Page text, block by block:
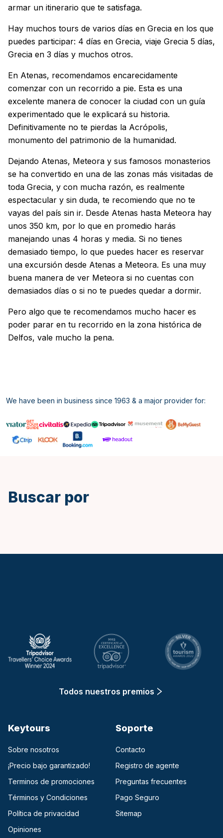
armar un itinerario que te satisfaga.
Hay muchos tours de varios días en Grecia en los que
puedes participar: 4 días en Grecia, viaje Grecia 5 días,
Grecia en 3 días y muchos otros.
En Atenas, recomendamos encarecidamente
comenzar con un recorrido a pie. Esta es una
excelente manera de conocer la ciudad con un guía
experimentado que le explicará su historia.
Definitivamente no te pierdas la Acrópolis,
monumento del patrimonio de la humanidad.
Dejando Atenas, Meteora y sus famosos monasterios
se ha convertido en una de las zonas más visitadas de
toda Grecia, y con mucha razón, es realmente
espectacular y sin duda, te recomiendo que no te
vayas del país sin ir. Desde Atenas hasta Meteora hay
unos 350 km, por lo que en promedio harás
manejando unas 4 horas y media. Si no tienes
demasiado tiempo, lo que puedes hacer es reservar
una excursión desde Atenas a Meteora. Es una muy
buena manera de ver Meteora si no cuentas con
demasiados días o si no te puedes quedar a dormir.
Pero algo que te recomendamos mucho hacer es
poder parar en tu recorrido en la zona histórica de
Delfos, vale mucho la pena.
We have been in business since 1963 & a major provider for:
Buscar por
Todos nuestros premios
Keytours
Sobre nosotros
¡Precio bajo garantizado!
Terminos de promociones
Términos y Condiciones
Política de privacidad
Opiniones
Soporte
Contacto
Registro de agente
Preguntas frecuentes
Pago Seguro
Sitemap